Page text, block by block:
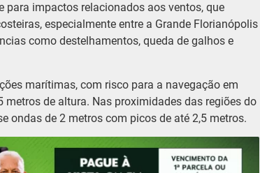
impactos relacionados aos ventos, que
especialmente entre a Grande Florianópolis
como destelhamentos, queda de galhos e
marítimas, com risco para a navegação em
de altura. Nas proximidades das regiões do
ondas de 2 metros com picos de até 2,5 metros.